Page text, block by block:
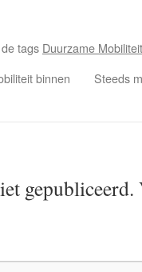
tags Duurzame Mobiliteit
binnen
Steeds
gepubliceerd.